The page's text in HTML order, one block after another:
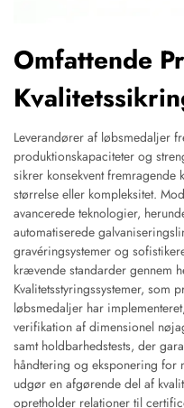
Omfattende
Leverandører af løbsmedaljer
produktionskapaciteter og
sikrer konsekvent fremragende
størrelse eller kompleksitet.
avancerede teknologier,
automatiserede
gravéringsystemer og
krævende standarder gennem
Kvalitetsstyringssystemer, som
løbsmedaljer har
verifikation af dimensionel
samt holdbarhedstests, der
håndtering og eksponering for
udgør en afgørende del af
opretholder relationer til